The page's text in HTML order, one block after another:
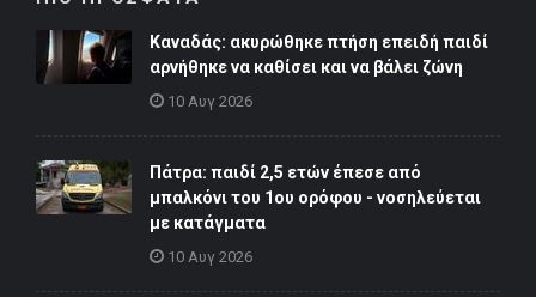
Καναδάς: ακυρώθηκε πτήση επειδή παιδί
αρνήθηκε να καθίσει και να βάλει ζώνη
10 Αυγ 2026
Πάτρα: παιδί 2,5 ετών έπεσε από
μπαλκόνι του 1ου ορόφου - νοσηλεύεται
με κατάγματα
10 Αυγ 2026